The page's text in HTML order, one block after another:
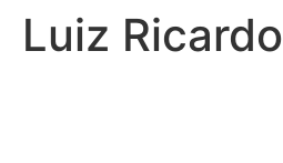
Luiz Ricardo